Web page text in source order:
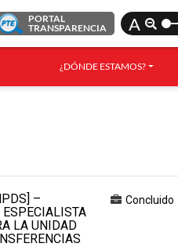
PORTAL
TRANSPARENCIA
A
¿DÓNDE ESTAMOS?
–
LA UNIDAD
Concluido